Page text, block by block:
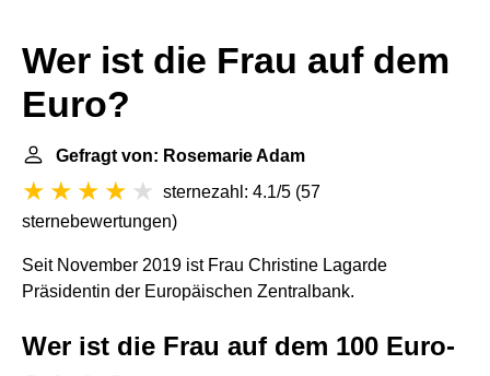
Wer ist die Frau auf dem
Euro?
Gefragt von: Rosemarie Adam
sternezahl: 4.1/5 (57
sternebewertungen)
Seit November 2019 ist Frau Christine Lagarde
Präsidentin der Europäischen Zentralbank.
Wer ist die Frau auf dem 100 Euro-